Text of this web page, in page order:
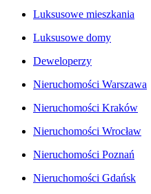
Luksusowe mieszkania
Luksusowe domy
Deweloperzy
Nieruchomości Warszawa
Nieruchomości Kraków
Nieruchomości Wrocław
Nieruchomości Poznań
Nieruchomości Gdańsk